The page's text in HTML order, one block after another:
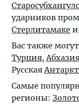
ударников
Стерлитамаке
Вас также
Турция,
Русская
Самые
регионы: